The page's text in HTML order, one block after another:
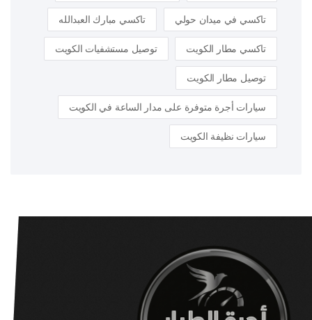
تاكسي في ميدان حولي تاكسي مبارك العبدالله
تاكسي مطار الكويت توصيل مستشفيات الكويت
توصيل مطار الكويت
سيارات أجرة متوفرة على مدار الساعة في الكويت
سيارات نظيفة الكويت